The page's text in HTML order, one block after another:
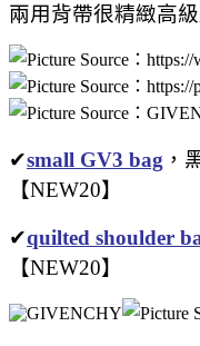
兩用背帶很精緻高
✔small GV3 bag ，
【NEW20】
✔quilted shoulder
【NEW20】